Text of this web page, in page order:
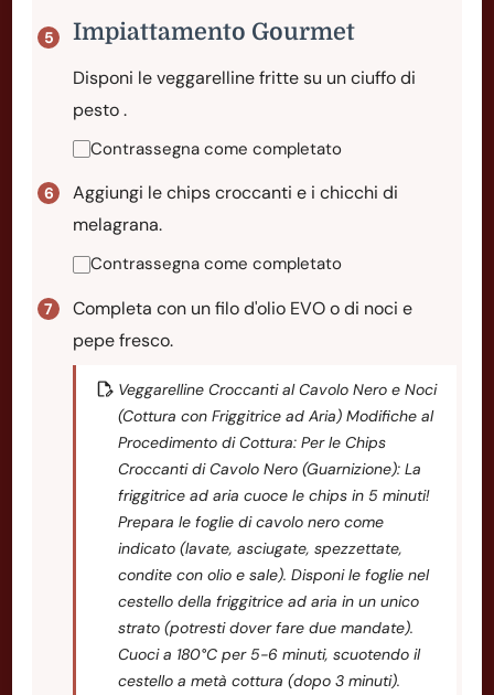
Impiattamento Gourmet
Disponi le veggarelline fritte su un ciuffo di
pesto .
Contrassegna come completato
Aggiungi le chips croccanti e i chicchi di
melagrana.
Contrassegna come completato
Completa con un filo d'olio EVO o di noci e
pepe fresco.
Veggarelline Croccanti al Cavolo Nero e Noci
(Cottura con Friggitrice ad Aria) Modifiche al
Procedimento di Cottura: Per le Chips
Croccanti di Cavolo Nero (Guarnizione): La
friggitrice ad aria cuoce le chips in 5 minuti!
Prepara le foglie di cavolo nero come
indicato (lavate, asciugate, spezzettate,
condite con olio e sale). Disponi le foglie nel
cestello della friggitrice ad aria in un unico
strato (potresti dover fare due mandate).
Cuoci a 180°C per 5-6 minuti, scuotendo il
cestello a metà cottura (dopo 3 minuti).